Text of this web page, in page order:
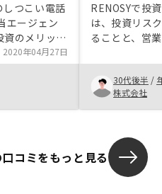
しつこい電話
エージェン
資のメリッ
りやすく構
不動産会社を
す。
から物件の
ますので、上
早さ、アプ
2020年04月27日
RENOSYで投
は、投資リス
ることと、営業
教育費等、月
でした。 た
動産投資リス
老後の資産形
運用に思考を
た。 また、生
とも非常に魅
30代後半 /
株式会社
コミをもっと見る